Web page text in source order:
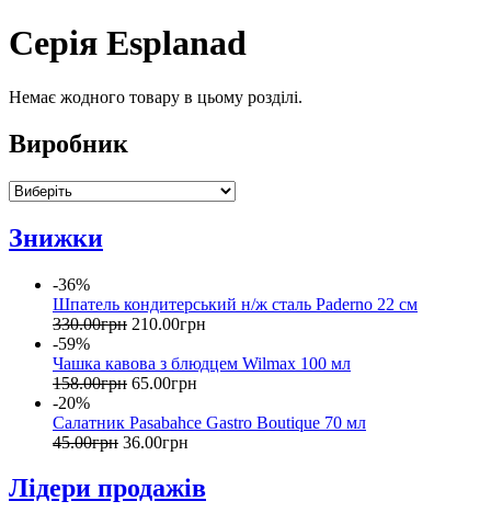
Серія Esplanad
Немає жодного товару в цьому розділі.
Виробник
Знижки
-36%
Шпатель кондитерський н/ж сталь Paderno 22 см
330.00грн 210.00грн
-59%
Чашка кавова з блюдцем Wilmax 100 мл
158.00грн 65.00грн
-20%
Салатник Pasabahce Gastro Boutique 70 мл
45.00грн 36.00грн
Лідери продажів